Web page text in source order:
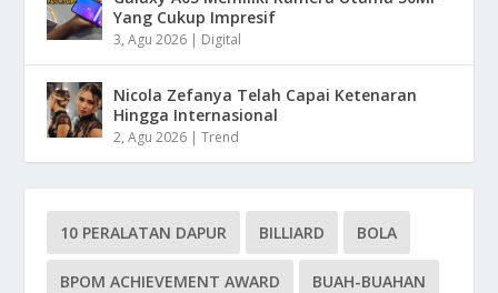
Yang Cukup Impresif
3, Agu 2026 | Digital
Nicola Zefanya Telah Capai Ketenaran
Hingga Internasional
2, Agu 2026 |Trend
10 PERALATAN DAPUR BILLIARD BOLA
BPOM ACHIEVEMENT AWARD BUAH-BUAHAN